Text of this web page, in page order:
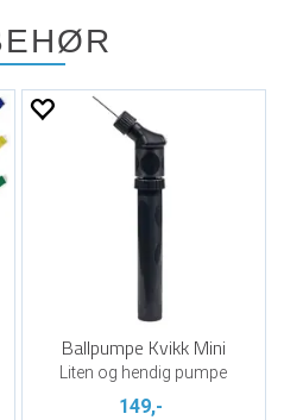
Ballpumpe Kvikk Mini
Liten og hendig pumpe
149,-